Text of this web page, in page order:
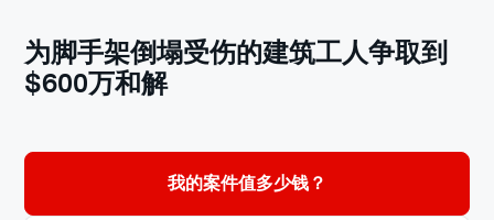
为脚手架倒塌受伤的建筑工人争取到
$600万和解
我的案件值多少钱？